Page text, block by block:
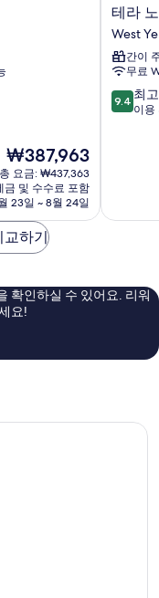
현
재
요
금
₩387,963
₩387,963
총 요금: ₩437,363
금 및 수수료 포함
23일 ~ 8월 24일
테
라
노
바
캐
빈
West
테라
West
간이
무료
10
점
고
용
9.4 최
이용
교하기
확인하실 수 있어요. 리워
요!